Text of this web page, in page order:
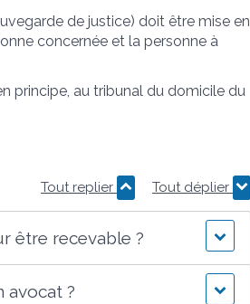
de justice) doit être mise en
concernée et la personne à
principe, au tribunal du domicile du
Tout replier Tout déplier
être recevable ?
avocat ?